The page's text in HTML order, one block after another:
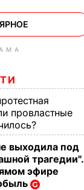
провластные
выходила под
трагедии".
эфире